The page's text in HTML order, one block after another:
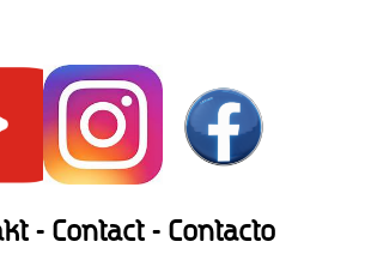
- Contact - Contacto